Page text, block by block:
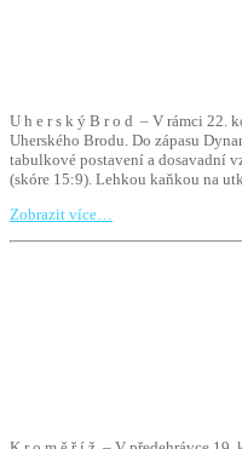
U h e r s k ý B r o d – V rámci 22.
Uherského Brodu. Do zápasu
tabulkové postavení a dosavadní
(skóre 15:9). Lehkou kaňkou na
Zobrazit více…